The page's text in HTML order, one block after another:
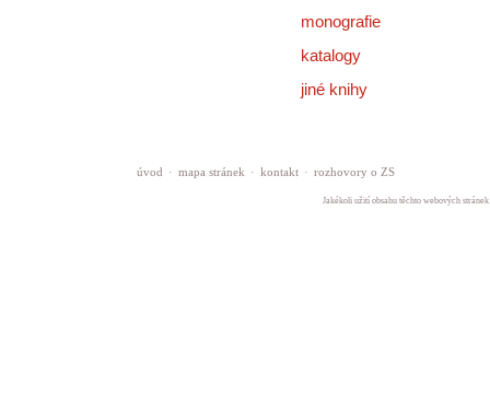
monografie
katalogy
jiné knihy
úvod · mapa stránek · kontakt · rozhovory o ZS
Jakékoli užití obsahu těchto webových